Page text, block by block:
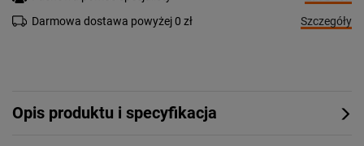
Darmowa dostawa powyżej 0 zł
Szczegóły
Opis produktu i specyfikacja